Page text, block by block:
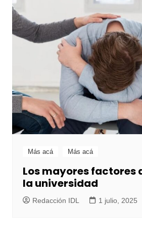
Más acá Más acá
Los mayores factores
la universidad
Redacción IDL 1 julio, 2025